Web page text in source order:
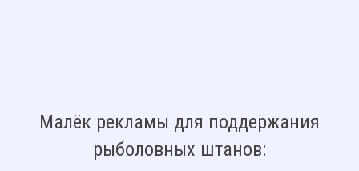
Малёк рекламы для поддержания
рыболовных штанов: